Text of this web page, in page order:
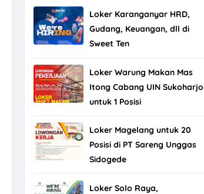
Loker Karanganyar HRD,
Gudang, Keuangan, dll di
Sweet Ten
Loker Warung Makan Mas
Itong Cabang UIN Sukoharjo
untuk 1 Posisi
Loker Magelang untuk 20
Posisi di PT Sareng Unggas
Sidogede
Loker Solo Raya,